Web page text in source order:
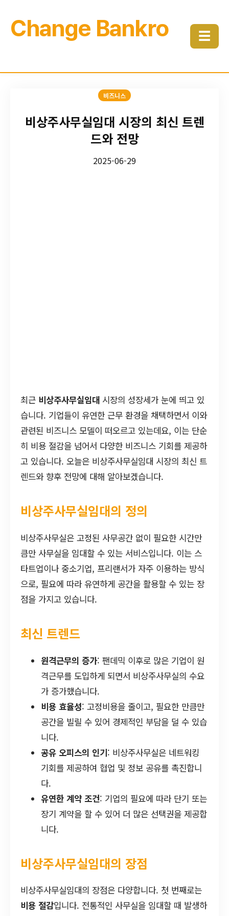
Change Bankro ☰
비즈니스
비상주사무실임대 시장의 최신 트렌
드와 전망
2025-06-29
최근 비상주사무실임대 시장의 성장세가 눈에 띄고 있
습니다. 기업들이 유연한 근무 환경을 채택하면서 이와
관련된 비즈니스 모델이 떠오르고 있는데요, 이는 단순
히 비용 절감을 넘어서 다양한 비즈니스 기회를 제공하
고 있습니다. 오늘은 비상주사무실임대 시장의 최신 트
렌드와 향후 전망에 대해 알아보겠습니다.
비상주사무실임대의 정의
비상주사무실은 고정된 사무공간 없이 필요한 시간만
큼만 사무실을 임대할 수 있는 서비스입니다. 이는 스
타트업이나 중소기업, 프리랜서가 자주 이용하는 방식
으로, 필요에 따라 유연하게 공간을 활용할 수 있는 장
점을 가지고 있습니다.
최신 트렌드
원격근무의 증가: 팬데믹 이후로 많은 기업이 원
격근무를 도입하게 되면서 비상주사무실의 수요
가 증가했습니다.
비용 효율성: 고정비용을 줄이고, 필요한 만큼만
공간을 빌릴 수 있어 경제적인 부담을 덜 수 있습
니다.
공유 오피스의 인기: 비상주사무실은 네트워킹
기회를 제공하여 협업 및 정보 공유를 촉진합니
다.
유연한 계약 조건: 기업의 필요에 따라 단기 또는
장기 계약을 할 수 있어 더 많은 선택권을 제공합
니다.
비상주사무실임대의 장점
비상주사무실임대의 장점은 다양합니다. 첫 번째로는
비용 절감입니다. 전통적인 사무실을 임대할 때 발생하